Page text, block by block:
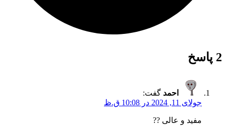
2 پاسخ
احمد گفت:
جولای 11, 2024 در 10:08 ق.ظ
مفید و عالی ??